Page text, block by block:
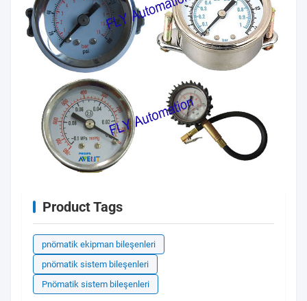
Product Tags
pnömatik ekipman bileşenleri
pnömatik sistem bileşenleri
Pnömatik sistem bileşenleri